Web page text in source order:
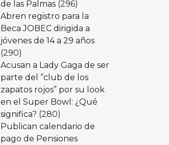
de las Palmas (296)
Abren registro para la
Beca JOBEC dirigida a
jóvenes de 14 a 29 años
(290)
Acusan a Lady Gaga de ser
parte del “club de los
zapatos rojos” por su look
en el Super Bowl: ¿Qué
significa? (280)
Publican calendario de
pago de Pensiones